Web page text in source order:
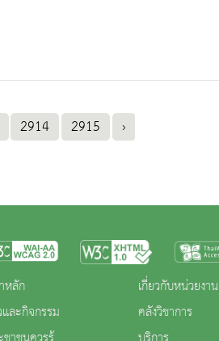
2914 2915 ›
หลัก
ละกิจกรรม
เกี่ยวกับหน่วยงาน
คลังวิชาการ